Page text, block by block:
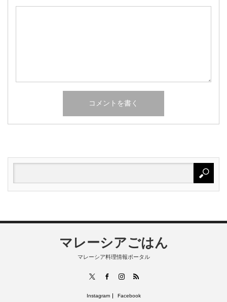
マレーシアごはん
マレーシア料理情報ポータル
FacebookInstagram
RSS
Instagram Facebook